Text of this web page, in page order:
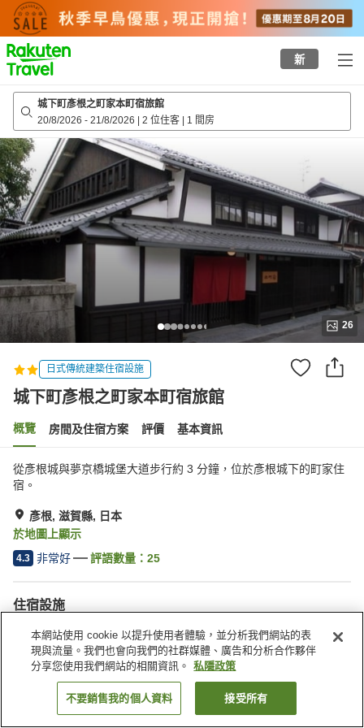
to
top
page
新
城下町彥根之町家本町宿旅館
20/8/2026 - 21/8/2026 | 2 位住客 | 1 間房
26
日式傳統建築住宿設施
城下町彥根之町家本町宿旅館
概覽 房間及住宿方案 評價 基本資訊
從彥根城與夢京橋城堡大道步行約 3 分鐘，位於彥根城下的町家住
宿。
彥根, 滋賀縣, 日本
於地圖上顯示
4.3 非常好 評語數量： 25
住宿設施
停車場
主頁 日本 滋賀縣 彥根 城下町彥根之町家本町宿旅館
找客房
本網站使用 cookie 以提升使用者體驗，並分析我們網站的表
現與流量。我們也會向我們的社群媒體、廣告和分析合作夥伴
分享您使用我們網站的相關資訊。
私隱政策
不要銷售我的個人資料 接受所有